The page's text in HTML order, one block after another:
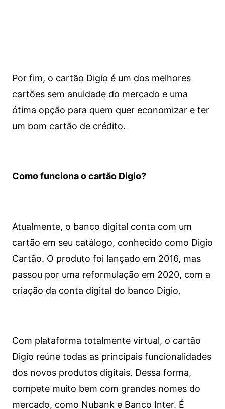
Por fim, o cartão Digio é um dos melhores
cartões sem anuidade do mercado e uma
ótima opção para quem quer economizar e ter
um bom cartão de crédito.
Como funciona o cartão Digio?
Atualmente, o banco digital conta com um
cartão em seu catálogo, conhecido como Digio
Cartão. O produto foi lançado em 2016, mas
passou por uma reformulação em 2020, com a
criação da conta digital do banco Digio.
Com plataforma totalmente virtual, o cartão
Digio reúne todas as principais funcionalidades
dos novos produtos digitais. Dessa forma,
compete muito bem com grandes nomes do
mercado, como Nubank e Banco Inter. É